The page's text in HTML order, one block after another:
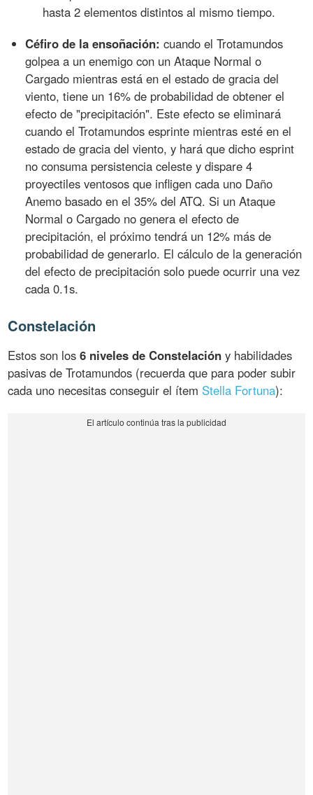
hasta 2 elementos distintos al mismo tiempo.
Céfiro de la ensoñación: cuando el Trotamundos
golpea a un enemigo con un Ataque Normal o
Cargado mientras está en el estado de gracia del
viento, tiene un 16% de probabilidad de obtener el
efecto de "precipitación". Este efecto se eliminará
cuando el Trotamundos esprinte mientras esté en el
estado de gracia del viento, y hará que dicho esprint
no consuma persistencia celeste y dispare 4
proyectiles ventosos que infligen cada uno Daño
Anemo basado en el 35% del ATQ. Si un Ataque
Normal o Cargado no genera el efecto de
precipitación, el próximo tendrá un 12% más de
probabilidad de generarlo. El cálculo de la generación
del efecto de precipitación solo puede ocurrir una vez
cada 0.1s.
Constelación
Estos son los6 niveles de Constelación y habilidades
pasivas de Trotamundos (recuerda que para poder subir
cada uno necesitas conseguir el ítem Stella Fortuna):